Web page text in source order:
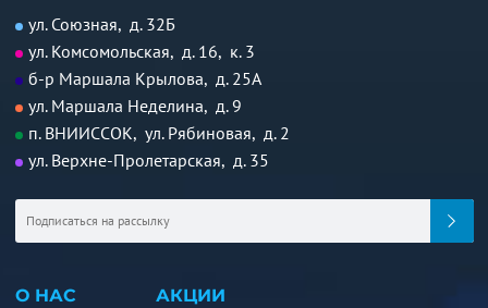
ул. Союзная, д. 32Б
ул. Комсомольская, д. 16, к. 3
б-р Маршала Крылова, д. 25А
ул. Маршала Неделина, д. 9
п. ВНИИССОК, ул. Рябиновая, д. 2
ул. Верхне-Пролетарская, д. 35
О НАС АКЦИИ